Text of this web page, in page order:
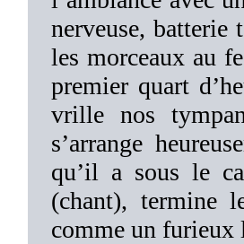
nerveuse, batterie
les morceaux au
premier quart
vrille nos
s’arrange
qu’il a sous le
(chant), termine
comme un furieux